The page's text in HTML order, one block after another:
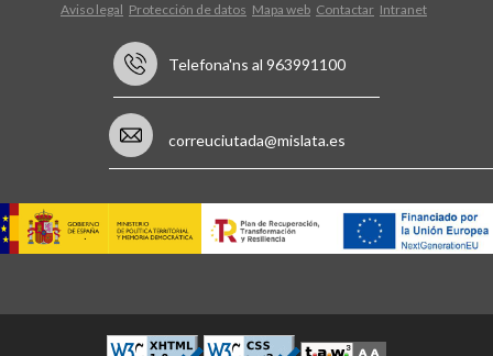
Aviso legal Protección de datos Mapa web Contactar Intranet
Telefona'ns al 963991100
correuciutada@mislata.es